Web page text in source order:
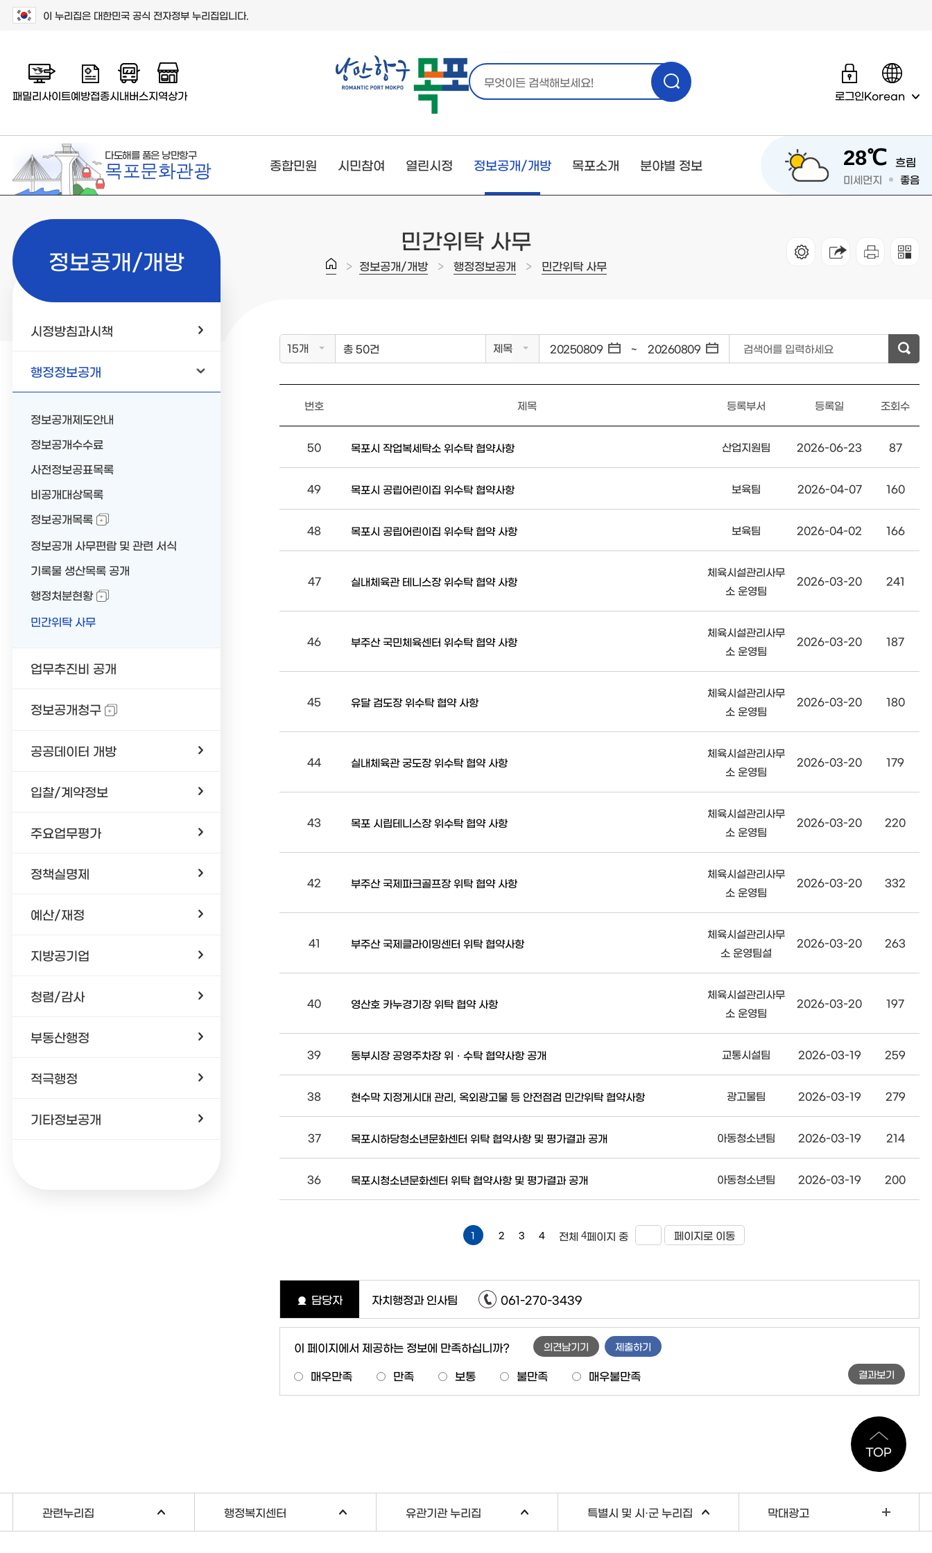
이 누리집은 대한민국 공식 전자정부 누리집입니다.
패밀리사이트예방접종시내버스지역상가 로그인Korean
다도해를 품은 낭만항구
목포문화관광 종합민원 시민참여 열린시정 정보공개/개방 목포소개 분야별 정보 28℃ 흐림
미세먼지 좋음
민간위탁 사무
> 정보공개/개방 > 행정정보공개 > 민간위탁 사무
정보공개/개방
시정방침과시책
행정정보공개
정보공개제도안내
정보공개수수료
사전정보공표목록
비공개대상목록
정보공개목록
정보공개 사무편람 및 관련 서식
기록물 생산목록 공개
행정처분현황
민간위탁 사무
업무추진비 공개
정보공개청구
공공데이터 개방
입찰/계약정보
주요업무평가
정책실명제
예산/재정
지방공기업
청렴/감사
부동산행정
적극행정
기타정보공개
15개 총 50건 제목 ~ 검색어를 입력하세요
번호 제목 등록부서 등록일 조회수
50 목포시 작업복세탁소 위수탁 협약사항 산업지원팀 2026-06-23 87
49 목포시 공립어린이집 위수탁 협약사항 보육팀 2026-04-07 160
48 목포시 공립어린이집 위수탁 협약 사항 보육팀 2026-04-02 166
47 실내체육관 테니스장 위수탁 협약 사항
체육시설관리사무
소 운영팀
2026-03-20 241
46 부주산 국민체육센터 위수탁 협약 사항
체육시설관리사무
소 운영팀
2026-03-20 187
45 유달 검도장 위수탁 협약 사항
체육시설관리사무
소 운영팀
2026-03-20 180
44 실내체육관 궁도장 위수탁 협약 사항
체육시설관리사무
소 운영팀
2026-03-20 179
43 목포 시립테니스장 위수탁 협약 사항
체육시설관리사무
소 운영팀
2026-03-20 220
42 부주산 국제파크골프장 위탁 협약 사항
체육시설관리사무
소 운영팀
2026-03-20 332
41 부주산 국제클라이밍센터 위탁 협약사항
체육시설관리사무
소 운영팀설
2026-03-20 263
40 영산호 카누경기장 위탁 협약 사항
체육시설관리사무
소 운영팀
2026-03-20 197
39 동부시장 공영주차장 위ㆍ수탁 협약사항 공개 교통시설팀 2026-03-19 259
38 현수막 지정게시대 관리, 옥외광고물 등 안전점검 민간위탁 협약사항 광고물팀 2026-03-19 279
37 목포시하당청소년문화센터 위탁 협약사항 및 평가결과 공개 아동청소년팀 2026-03-19 214
36 목포시청소년문화센터 위탁 협약사항 및 평가결과 공개 아동청소년팀 2026-03-19 200
1 2 3 4 전체 4페이지 중 페이지로 이동
담당자 자치행정과 인사팀 061-270-3439
이 페이지에서 제공하는 정보에 만족하십니까?
매우만족 만족 보통 불만족 매우불만족
의견남기기 제출하기
결과보기
TOP
관련누리집 행정복지센터 유관기관 누리집 특별시 및 시·군 누리집 막대광고